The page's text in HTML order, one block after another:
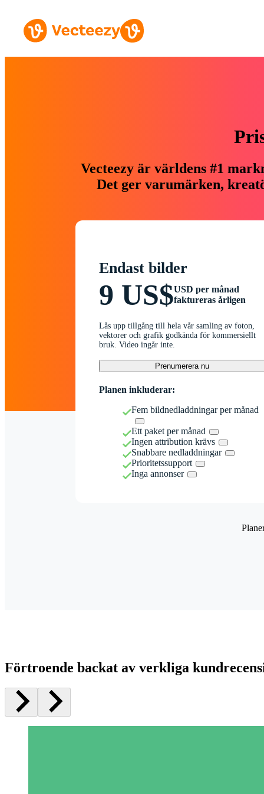
Vecteezy är världens #1
Det ger varumärken,
Endast bilder
9 US$USD per månad
faktureras årligen
Lås upp tillgång till hela vår samling av foton,
vektorer och grafik godkända för kommersiellt
bruk. Video ingår inte.
Prenumerera nu
Planen inkluderar:
Fem bildnedladdningar per månad
Ett paket per månad
Ingen attribution krävs
Snabbare nedladdningar
Prioritetssupport
Inga annonser
Förtroende backat av verkliga